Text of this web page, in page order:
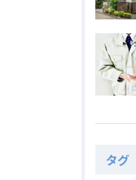
タグ